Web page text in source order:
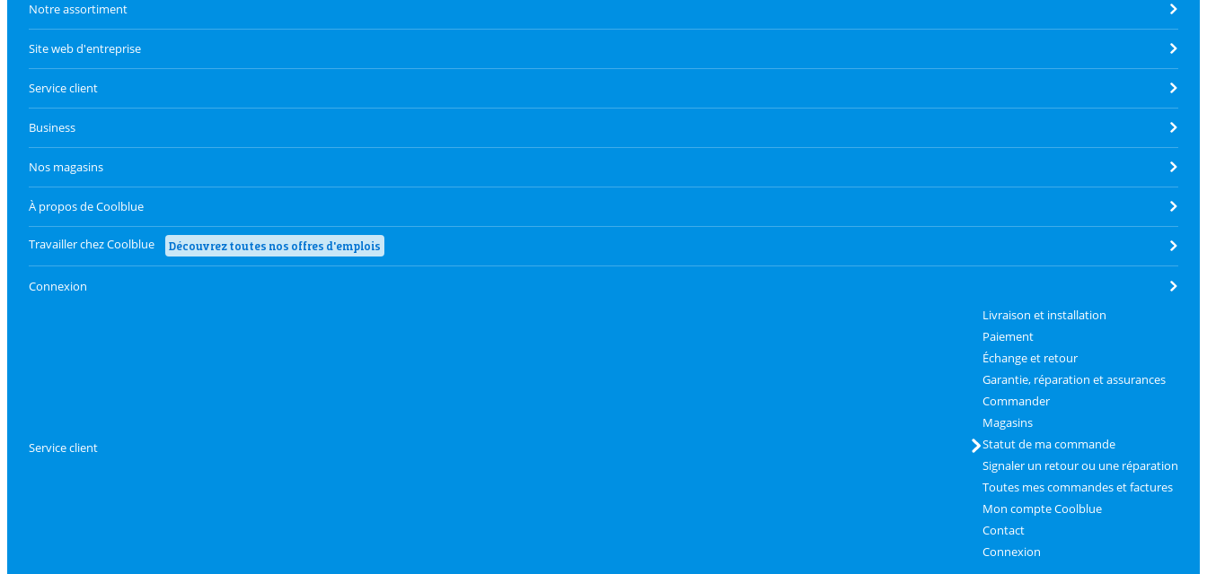
Notre assortiment
Site web d'entreprise
Service client
Business
Nos magasins
À propos de Coolblue
Travailler chez Coolblue Découvrez toutes nos offres d'emplois
Connexion
Service client
Livraison et installation
Paiement
Échange et retour
Garantie, réparation et assurances
Commander
Magasins
Statut de ma commande
Signaler un retour ou une réparation
Toutes mes commandes et factures
Mon compte Coolblue
Contact
Connexion